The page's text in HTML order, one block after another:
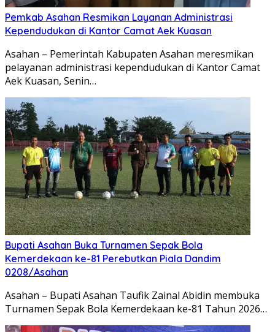
Pemkab Asahan Resmikan Layanan Administrasi
Kependudukan di Kantor Camat Aek Kuasan
Asahan – Pemerintah Kabupaten Asahan meresmikan
pelayanan administrasi kependudukan di Kantor Camat
Aek Kuasan, Senin…
Bupati Asahan Buka Turnamen Sepak Bola
Kemerdekaan ke-81 Perebutkan Piala Dandim
0208/Asahan
Asahan – Bupati Asahan Taufik Zainal Abidin membuka
Turnamen Sepak Bola Kemerdekaan ke-81 Tahun 2026…